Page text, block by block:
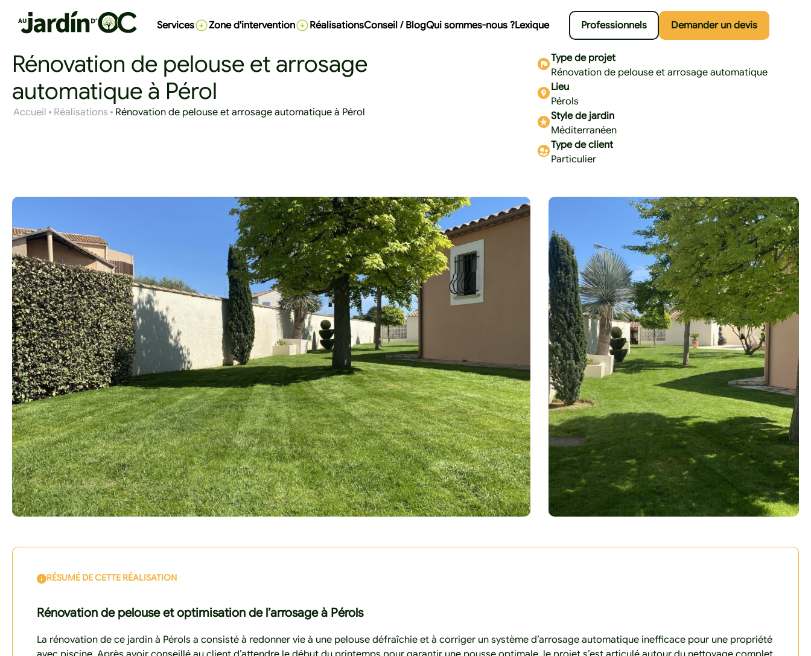
Services Zone d'intervention RéalisationsConseil / BlogQui sommes-nous ?Lexique Professionnels Demander un devis
Rénovation de pelouse et arrosage
automatique à Pérol
Accueil Réalisations Rénovation de pelouse et arrosage automatique à Pérol
Type de projet
Rénovation de pelouse et arrosage automatique
Lieu
Pérols
Style de jardin
Méditerranéen
Type de client
Particulier
RÉSUMÉ DE CETTE RÉALISATION
Rénovation de pelouse et optimisation de l’arrosage à Pérols
La rénovation de ce jardin à Pérols a consisté à redonner vie à une pelouse défraîchie et à corriger un système d’arrosage automatique inefficace pour une propriété